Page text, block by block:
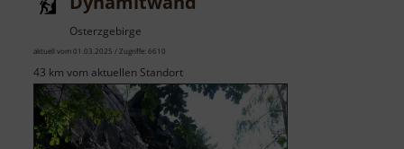
Osterzgebirge
aktuell vom 01.03.2025 / Zugriffe: 6610
43 km vom aktuellen Standort